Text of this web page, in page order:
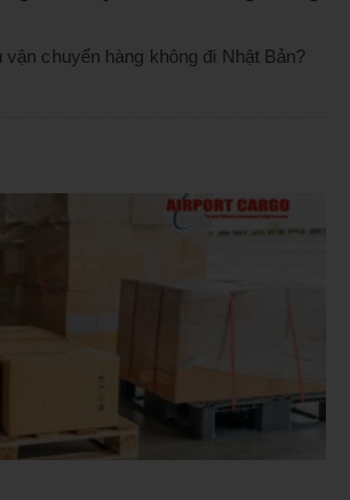
vận chuyển hàng không đi Nhật Bản?